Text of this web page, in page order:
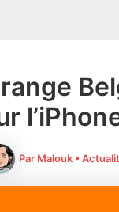
Par Malouk •